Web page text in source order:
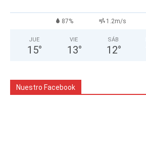
87% 1.2m/s
JUE
15°
VIE
13°
SÁB
12°
Nuestro Facebook